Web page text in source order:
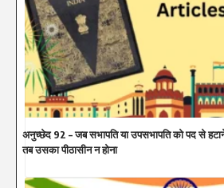
अनुच्छेद 92 – जब सभापति या उपसभापति को पद से
तब उसका पीठासीन न होना